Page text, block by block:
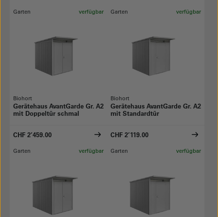
Garten verfügbar
Biohort
Gerätehaus AvantGarde Gr. A2
mit Doppeltür schmal
CHF 2’459.00
Garten verfügbar
Biohort
Gerätehaus AvantGarde Gr. A2
mit Standardtür
CHF 2’119.00
Garten verfügbar Garten verfügbar